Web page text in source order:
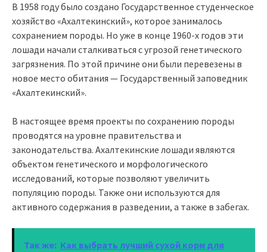
В 1958 году было создано Государственное студенческое
хозяйство «Ахалтекинский», которое занималось
сохранением породы. Но уже в конце 1960-х годов эти
лошади начали сталкиваться с угрозой генетического
загрязнения. По этой причине они были перевезены в
новое место обитания — Государственный заповедник
«Ахалтекинский».
В настоящее время проекты по сохранению породы
проводятся на уровне правительства и
законодательства. Ахалтекинские лошади являются
объектом генетического и морфологического
исследований, которые позволяют увеличить
популяцию породы. Также они используются для
активного содержания в разведении, а также в забегах.
Так же: Как выбрать лучший сухой корм для